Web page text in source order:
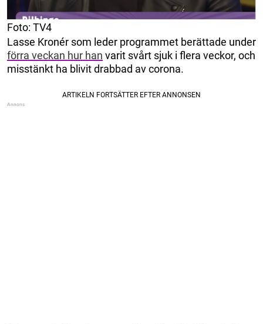
Foto: TV4
Lasse Kronér som leder programmet berättade under
förra veckan hur han varit svårt sjuk i flera veckor, och
misstänkt ha blivit drabbad av corona.